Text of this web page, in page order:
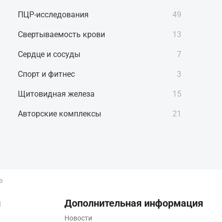
ПЦР-исследования 49
Свертываемость крови 13
Сердце и сосуды 7
Спорт и фитнес 3
Щитовидная железа 15
Авторские комплексы 21
Дополнительная информация
Новости